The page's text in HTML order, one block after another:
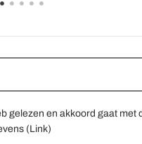
gelezen en akkoord gaat met
(Link)